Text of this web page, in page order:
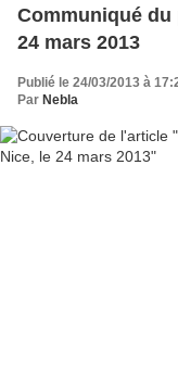
Communiqué du
24 mars 2013
Publié le 24/03/2013 à
Par Nebla